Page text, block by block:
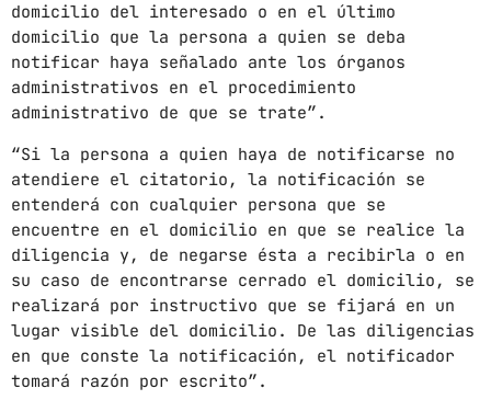
2 SUPER NATURAL
JAMIE TOCK
3 INTO THE SKY
MIKE LOST
FULL TRACKLIST
domicilio del interesado o en el último
domicilio que la persona a quien se deba
notificar haya señalado ante los órganos
administrativos en el procedimiento
administrativo de que se trate”.
“Si la persona a quien haya de notificarse no
atendiere el citatorio, la notificación se
entenderá con cualquier persona que se
encuentre en el domicilio en que se realice la
diligencia y, de negarse ésta a recibirla o en
su caso de encontrarse cerrado el domicilio, se
realizará por instructivo que se fijará en un
lugar visible del domicilio. De las diligencias
en que conste la notificación, el notificador
tomará razón por escrito”.